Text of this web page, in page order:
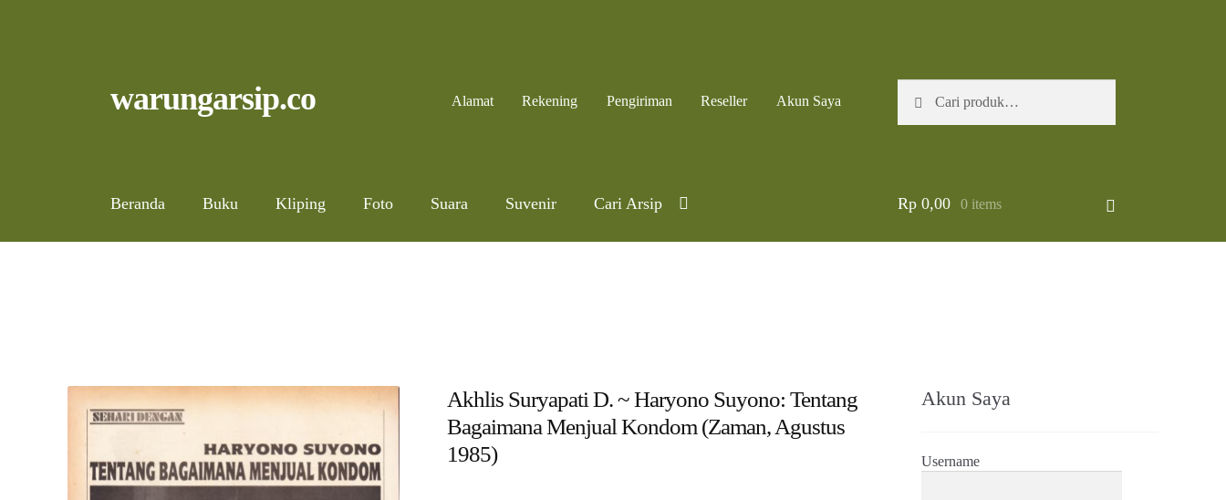
to
to
warungarsip.co Alamat Rekening Pengiriman Reseller Akun Saya
untuk:
Beranda Buku Kliping Foto Suara Suvenir Cari Arsip Rp0,00 0 items
Akhlis Suryapati D. ~ Haryono Suyono: Tentang
Bagaimana Menjual Kondom (Zaman, Agustus
1985)
Akun Saya
Username